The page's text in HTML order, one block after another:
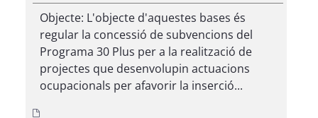
Objecte: L'objecte d'aquestes bases és
regular la concessió de subvencions del
Programa 30 Plus per a la realització de
projectes que desenvolupin actuacions
ocupacionals per afavorir la inserció...